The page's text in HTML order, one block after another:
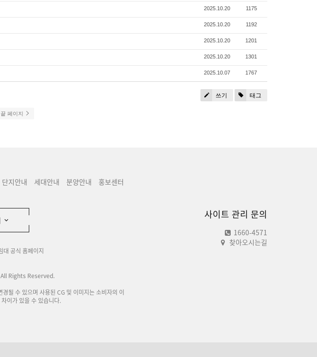
2025.10.20 1175
2025.10.20 1192
2025.10.20 1201
2025.10.20 1301
2025.10.07 1767
쓰기 태그
끝 페이지
단지안내 세대안내 분양안내 홍보센터
사이트 관리 문의
1660-4571
찾아오시는길
대 공식 홈페이지
Rights Reserved.
될 수 있으며 사용된 CG 및 이미지는 소비자의 이
이가 있을 수 있습니다.